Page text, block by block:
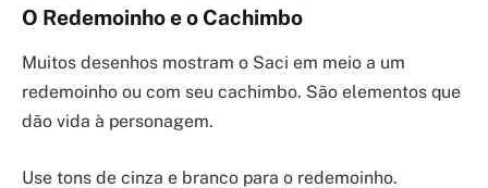
O Redemoinho e o Cachimbo
Muitos desenhos mostram o Saci em meio a um
redemoinho ou com seu cachimbo. São elementos que
dão vida à personagem.
Use tons de cinza e branco para o redemoinho.